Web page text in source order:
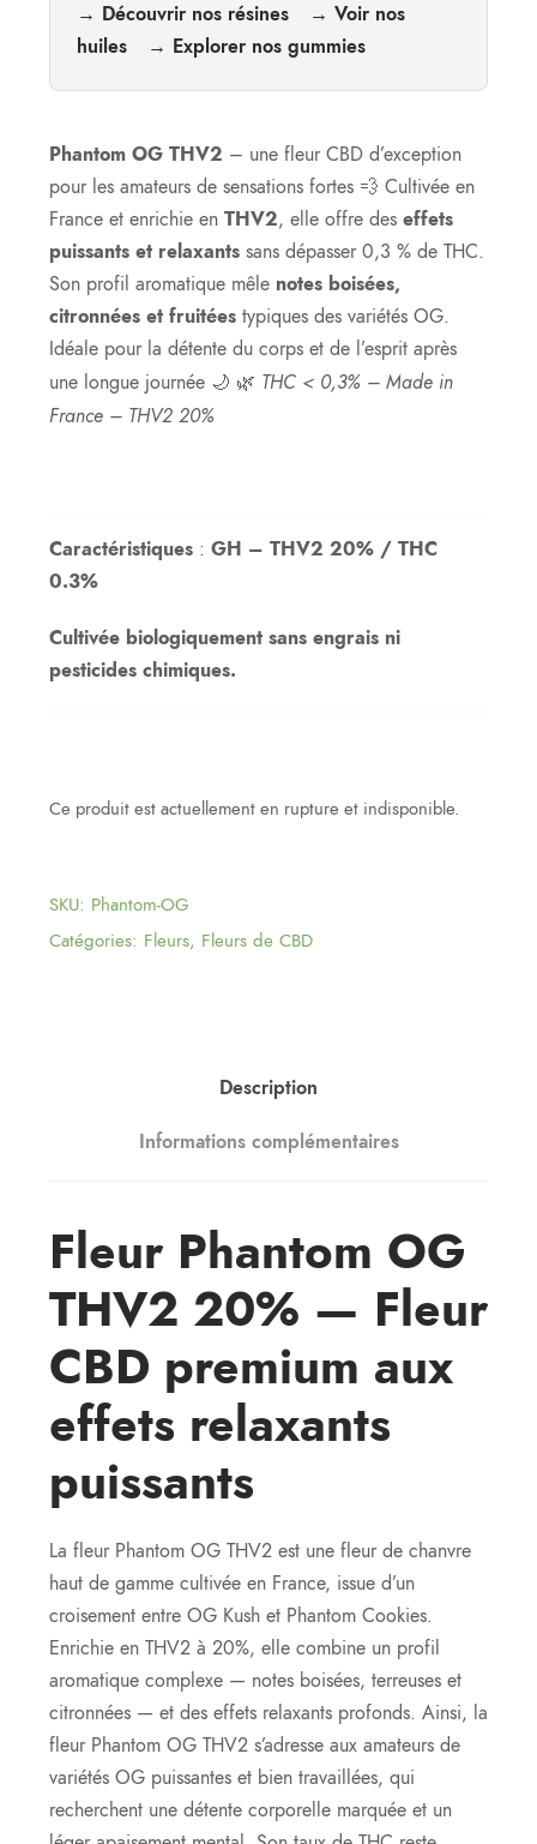
→ Découvrir nos résines
→ Voir nos
huiles
→ Explorer nos gummies
Phantom OG THV2 – une fleur CBD d’exception
pour les amateurs de sensations fortes 💨 Cultivée en
France et enrichie en THV2, elle offre des effets
puissants et relaxants sans dépasser 0,3 % de THC.
Son profil aromatique mêle notes boisées,
citronnées et fruitées typiques des variétés OG.
Idéale pour la détente du corps et de l’esprit après
une longue journée 🌙 🌿 THC < 0,3% – Made in
France – THV2 20%
Caractéristiques : GH – THV2 20% / THC
0.3%
Cultivée biologiquement sans engrais ni
pesticides chimiques.
Ce produit est actuellement en rupture et indisponible.
SKU: Phantom-OG
Catégories: Fleurs, Fleurs de CBD
Description
Informations complémentaires
Fleur Phantom OG
THV2 20% — Fleur
CBD premium aux
effets relaxants
puissants
La fleur Phantom OG THV2 est une fleur de chanvre
haut de gamme cultivée en France, issue d’un
croisement entre OG Kush et Phantom Cookies.
Enrichie en THV2 à 20%, elle combine un profil
aromatique complexe — notes boisées, terreuses et
citronnées — et des effets relaxants profonds. Ainsi, la
fleur Phantom OG THV2 s’adresse aux amateurs de
variétés OG puissantes et bien travaillées, qui
recherchent une détente corporelle marquée et un